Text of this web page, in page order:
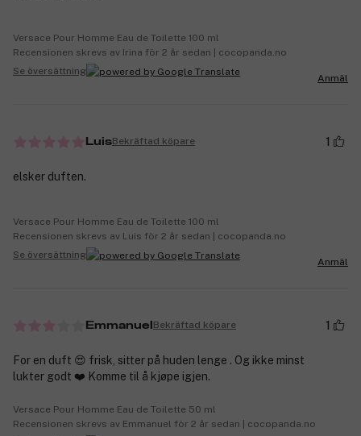
Versace Pour Homme Eau de Toilette 100 ml
Recensionen skrevs av Irina för 2 år sedan | cocopanda.no
Se översättning
Anmäl
LuisBekräftad köpare 1
elsker duften.
Versace Pour Homme Eau de Toilette 100 ml
Recensionen skrevs av Luis för 2 år sedan | cocopanda.no
Se översättning
Anmäl
Emmanuel Bekräftad köpare 1
For en duft 😍 frisk, sitter på huden lenge . Og ikke minst
lukter godt ❤️ Komme til å kjøpe igjen.
Versace Pour Homme Eau de Toilette 50 ml
Recensionen skrevs av Emmanuel för 2 år sedan | cocopanda.no